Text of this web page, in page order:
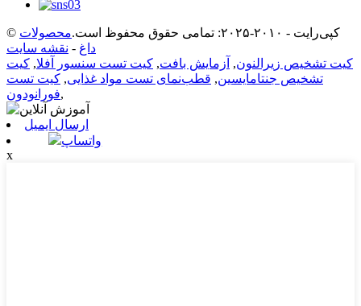
© کپی‌رایت - ۲۰۱۰-۲۰۲۵: تمامی حقوق محفوظ است.
محصولات
داغ - نقشه سایت
کیت تشخیص زیرالنون, آزمایش بافت, کیت تست سنسور آفلا, کیت
تشخیص جنتامایسین, قطب‌نمای تست مواد غذایی, کیت تست
فورانودون,
ارسال ایمیل
واتساپ
x